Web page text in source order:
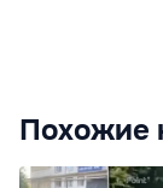
Похожие